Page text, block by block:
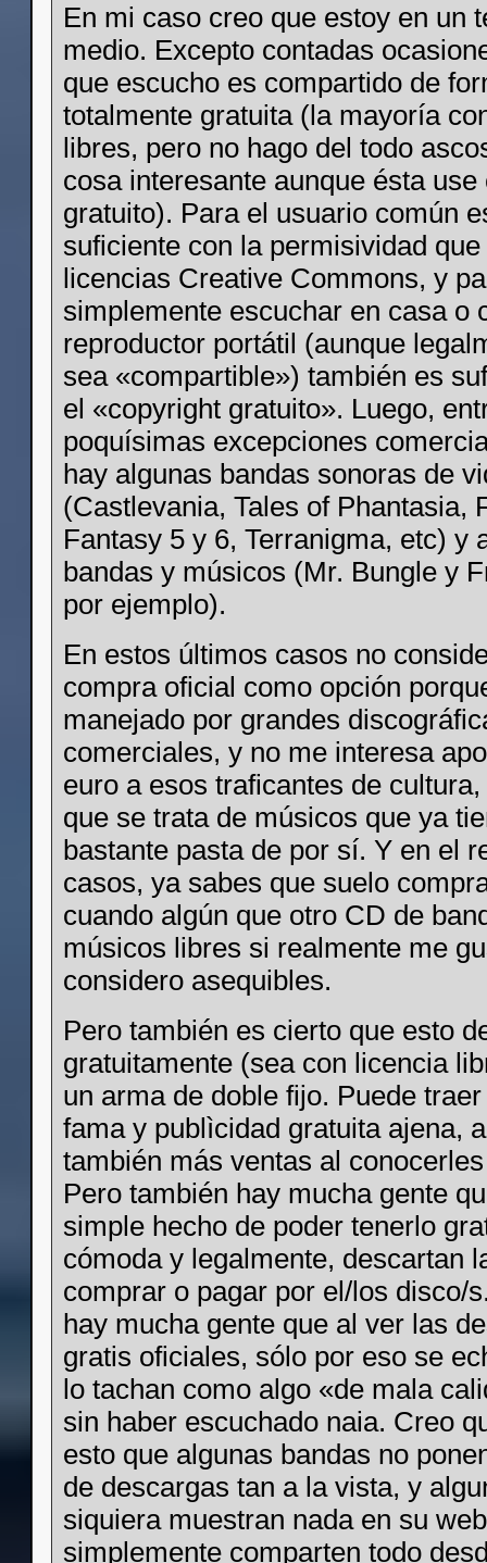
En mi caso creo que estoy en un
medio. Excepto contadas
que escucho es compartido de
totalmente gratuita (la mayoría
libres, pero no hago del todo
cosa interesante aunque ésta use
gratuito). Para el usuario común
suficiente con la permisividad
licencias Creative Commons, y
simplemente escuchar en casa o
reproductor portátil (aunque
sea «compartible») también es
el «copyright gratuito». Luego,
poquísimas excepciones
hay algunas bandas sonoras de
(Castlevania, Tales of Phantasia,
Fantasy 5 y 6, Terranigma, etc) y
bandas y músicos (Mr. Bungle y
por ejemplo).
En estos últimos casos no
compra oficial como opción
manejado por grandes
comerciales, y no me interesa
euro a esos traficantes de
que se trata de músicos que ya
bastante pasta de por sí. Y en el
casos, ya sabes que suelo
cuando algún que otro CD de
músicos libres si realmente me
considero asequibles.
Pero también es cierto que esto
gratuitamente (sea con licencia
un arma de doble fijo. Puede
fama y publìcidad gratuita ajena,
también más ventas al
Pero también hay mucha gente
simple hecho de poder tenerlo
cómoda y legalmente, descartan
comprar o pagar por el/los disco/
hay mucha gente que al ver las
gratis oficiales, sólo por eso se
lo tachan como algo «de mala
sin haber escuchado naia. Creo
esto que algunas bandas no
de descargas tan a la vista, y
siquiera muestran nada en su
simplemente comparten todo